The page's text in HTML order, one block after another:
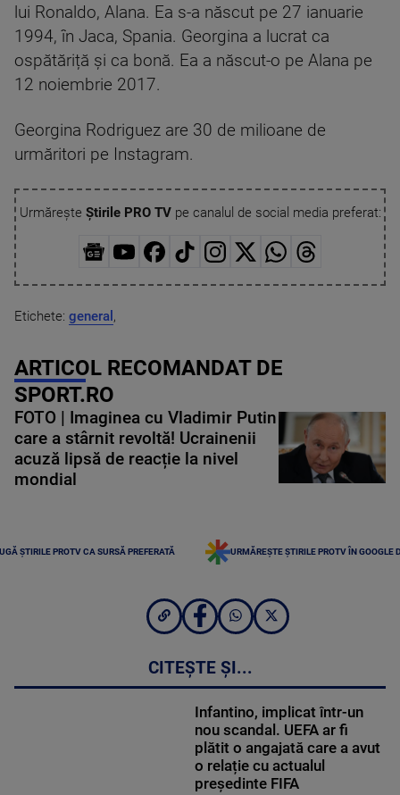
lui Ronaldo, Alana. Ea s-a născut pe 27 ianuarie
1994, în Jaca, Spania. Georgina a lucrat ca
ospătăriță și ca bonă. Ea a născut-o pe Alana pe
12 noiembrie 2017.
Georgina Rodriguez are 30 de milioane de
urmăritori pe Instagram.
Urmărește Știrile PRO TVpe canalul de social media preferat:
Etichete: general ,
ARTICOL RECOMANDAT DE
SPORT.RO
FOTO | Imaginea cu Vladimir Putin
care a stârnit revoltă! Ucrainenii
acuză lipsă de reacție la nivel
mondial
ȘTIRILE PROTV CA SURSĂ PREFERATĂ URMĂREȘTE ȘTIRILE PROTV ÎN GOOGLE
CITEȘTE ȘI...
Infantino, implicat într-un
nou scandal. UEFA ar fi
plătit o angajată care a avut
o relație cu actualul
președinte FIFA